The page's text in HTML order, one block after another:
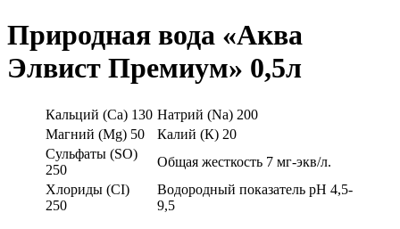
Природная вода «Аква
Элвист Премиум» 0,5л
Кальций (Са) 130 Натрий (Na) 200
Магний (Мg) 50
Калий (К) 20
Сульфаты (SO)
250
Общая жесткость 7 мг-экв/л.
Хлориды (СI)
250
Водородный показатель рН 4,5-
9,5